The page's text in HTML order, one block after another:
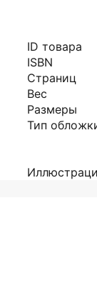
ID товара
ISBN
Страниц
Вес
Размеры
Тип